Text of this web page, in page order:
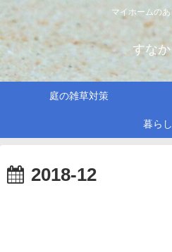
マイホームの
すなか
庭の雑草対策
暮らし
2018-12